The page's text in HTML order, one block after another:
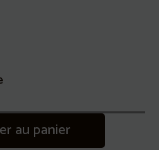
au panier